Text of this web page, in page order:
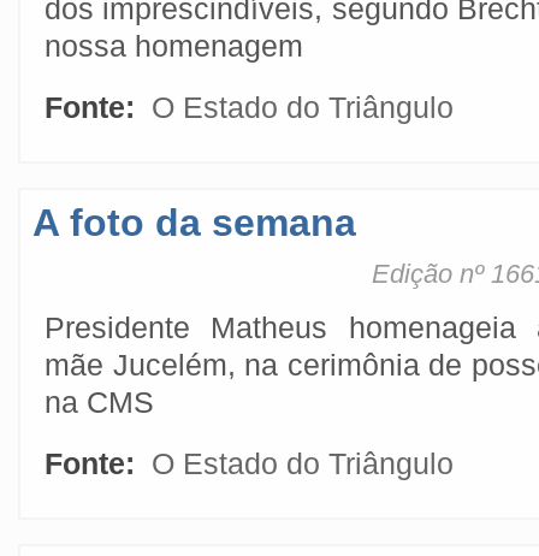
dos imprescindíveis, segundo
nossa homenagem
Fonte:
O Estado do Triângulo
A foto da semana
Edição nº
Presidente Matheus homenageia
mãe Jucelém, na cerimônia de
na CMS
Fonte:
O Estado do Triângulo